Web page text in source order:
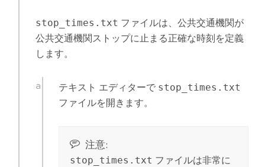
stop_times.txt ファイルは、公共交通機関が
公共交通機関ストップに止まる正確な時刻を定義
します。
テキスト エディターで stop_times.txt
ファイルを開きます。
注意:
stop_times.txt ファイルは非常に